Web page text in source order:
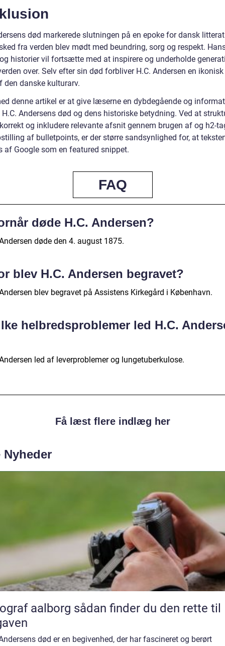
død markerede slutningen på en epoke for dansk
fra verden blev mødt med beundring, sorg og respekt.
historier vil fortsætte med at inspirere og underholde
over. Selv efter sin død forbliver H.C. Andersen en
den danske kulturarv.
denne artikel er at give læserne en dybdegående og
Andersens død og dens historiske betydning. Ved at
og inkludere relevante afsnit gennem brugen af og h2-
af bulletpoints, er der større sandsynlighed for, at
af Google som en featured snippet.
FAQ
døde H.C. Andersen?
døde den 4. august 1875.
blev H.C. Andersen begravet?
blev begravet på Assistens Kirkegård i København.
helbredsproblemer led H.C.
led af leverproblemer og lungetuberkulose.
Få læst flere indlæg her
Nyheder
sådan finder du den rette til
død er en begivenhed, der har fascineret og berørt